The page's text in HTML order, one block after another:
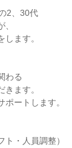
2、30代
ます。
わる
ます。
ートします。
ト・人員調整）